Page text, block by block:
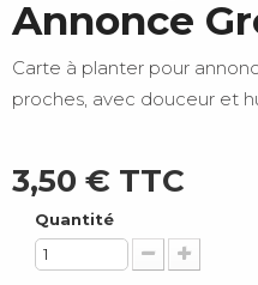
Annonce
Carte à planter pour
proches, avec douceur et
3,50 € TTC
Quantité